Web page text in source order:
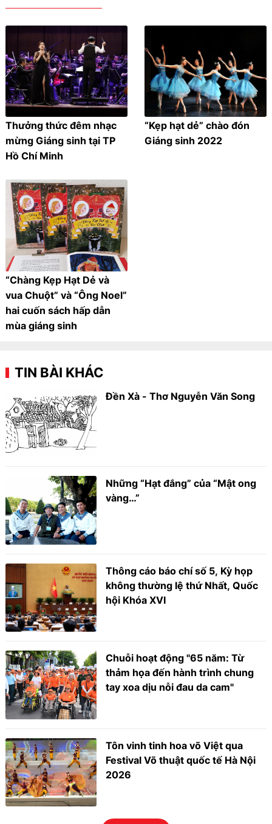
Thưởng thức đêm nhạc
mừng Giáng sinh tại TP
Hồ Chí Minh
“Kẹp hạt dẻ” chào đón
Giáng sinh 2022
“Chàng Kẹp Hạt Dẻ và
vua Chuột” và “Ông Noel”
hai cuốn sách hấp dẫn
mùa giáng sinh
TIN BÀI KHÁC
Đền Xà - Thơ Nguyễn Văn Song
Những “Hạt đắng” của “Mật ong
vàng…”
Thông cáo báo chí số 5, Kỳ họp
không thường lệ thứ Nhất, Quốc
hội Khóa XVI
Chuỗi hoạt động "65 năm: Từ
thảm họa đến hành trình chung
tay xoa dịu nỗi đau da cam"
Tôn vinh tinh hoa võ Việt qua
Festival Võ thuật quốc tế Hà Nội
2026